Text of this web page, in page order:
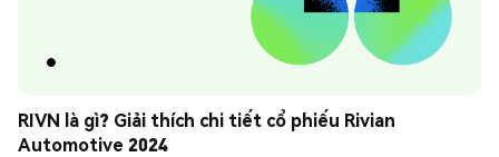
RIVN là gì? Giải thích chi tiết cổ phiếu Rivian
Automotive 2024